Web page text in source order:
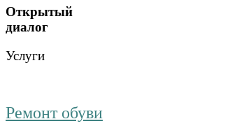
Открытый
диалог
Услуги
Ремонт обуви